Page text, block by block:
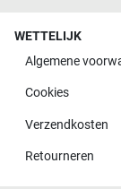
WETTELIJK
Algemene
Cookies
Verzendkosten
Retourneren